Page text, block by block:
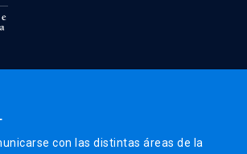
con las distintas áreas de la